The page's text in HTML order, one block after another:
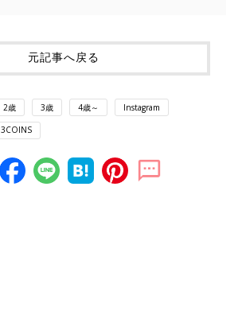
元記事へ戻る
2歳 3歳 4歳～ Instagram
3COINS